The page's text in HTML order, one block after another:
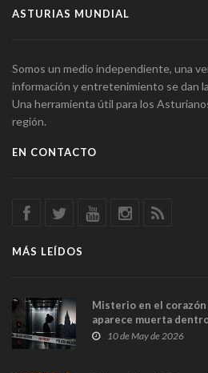
ASTURIAS MUNDIAL
Somos un medio independiente, una
información y entretenimiento se dan
Una herramienta útil para los
región.
EN CONTACTO
MÁS LEÍDOS
Misterio en el
aparece muerta
y las cámaras captan
10 de May de 2026